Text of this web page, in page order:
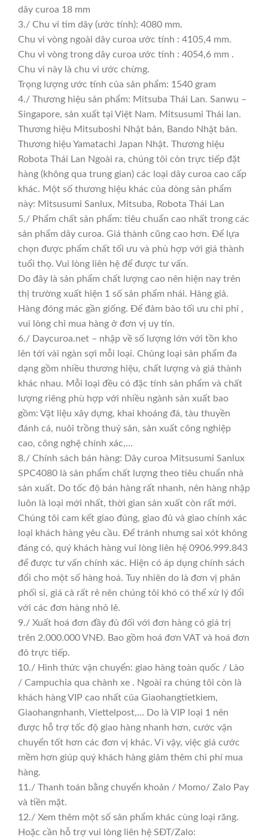
dây curoa 18 mm
3./ Chu vi tim dây (ước tính): 4080 mm.
Chu vi vòng ngoài dây curoa ước tính : 4105,4 mm.
Chu vi vòng trong dây curoa ước tính : 4054,6 mm .
Chu vi này là chu vi ước chừng.
Trọng lượng ước tính của sản phẩm: 1540 gram
4./ Thương hiệu sản phẩm: Mitsuba Thái Lan. Sanwu –
Singapore, sản xuất tại Việt Nam. Mitsusumi Thái lan.
Thương hiệu Mitsuboshi Nhật bản, Bando Nhật bản.
Thương hiệu Yamatachi Japan Nhật. Thương hiệu
Robota Thái Lan Ngoài ra, chúng tôi còn trực tiếp đặt
hàng (không qua trung gian) các loại dây curoa cao cấp
khác. Một số thương hiệu khác của dòng sản phẩm
này: Mitsusumi Sanlux, Mitsuba, Robota Thái Lan
5./ Phẩm chất sản phẩm: tiêu chuẩn cao nhất trong các
sản phẩm dây curoa. Giá thành cũng cao hơn. Để lựa
chọn được phẩm chất tối ưu và phù hợp với giá thành
tuổi thọ. Vui lòng liên hệ để được tư vấn.
Do đây là sản phẩm chất lượng cao nên hiện nay trên
thị trường xuất hiện 1 số sản phẩm nhái. Hàng giả.
Hàng đóng mác gần giống. Để đảm bảo tối ưu chi phí ,
vui lòng chỉ mua hàng ở đơn vị uy tín.
6./ Daycuroa.net – nhập về số lượng lớn với tồn kho
lên tới vài ngàn sợi mỗi loại. Chủng loại sản phẩm đa
dạng gồm nhiều thương hiệu, chất lượng và giá thành
khác nhau. Mỗi loại đều có đặc tính sản phẩm và chất
lượng riêng phù hợp với nhiều ngành sản xuất bao
gồm: Vật liệu xây dựng, khai khoáng đá, tàu thuyền
đánh cá, nuôi trồng thuỷ sản, sản xuất công nghiệp
cao, công nghệ chính xác,…
8./ Chính sách bán hàng: Dây curoa Mitsusumi Sanlux
SPC4080 là sản phẩm chất lượng theo tiêu chuẩn nhà
sản xuất. Do tốc độ bán hàng rất nhanh, nên hàng nhập
luôn là loại mới nhất, thời gian sản xuất còn rất mới.
Chúng tôi cam kết giao đúng, giao đủ và giao chính xác
loại khách hàng yêu cầu. Để tránh nhưng sai xót không
đáng có, quý khách hàng vui lòng liên hệ 0906.999.843
để được tư vấn chính xác. Hiện có áp dụng chính sách
đổi cho một số hàng hoá. Tuy nhiên do là đơn vị phân
phối sỉ, giá cả rất rẻ nên chúng tôi khó có thể xử lý đổi
với các đơn hàng nhỏ lẻ.
9./ Xuất hoá đơn đầy đủ đối với đơn hàng có giá trị
trên 2.000.000 VNĐ. Bao gồm hoá đơn VAT và hoá đơn
đỏ trực tiếp.
10./ Hình thức vận chuyển: giao hàng toàn quốc / Lào
/ Campuchia qua chành xe . Ngoài ra chúng tôi còn là
khách hàng VIP cao nhất của Giaohangtietkiem,
Giaohangnhanh, Viettelpost,… Do là VIP loại 1 nên
được hỗ trợ tốc độ giao hàng nhanh hơn, cước vận
chuyển tốt hơn các đơn vị khác. Vì vậy, việc giá cước
mềm hơn giúp quý khách hàng giảm thêm chi phí mua
hàng.
11./ Thanh toán bằng chuyển khoản / Momo/ Zalo Pay
và tiền mặt.
12./ Xem thêm một số sản phẩm khác cùng loại răng.
Hoặc cần hỗ trợ vui lòng liên hệ SĐT/Zalo: